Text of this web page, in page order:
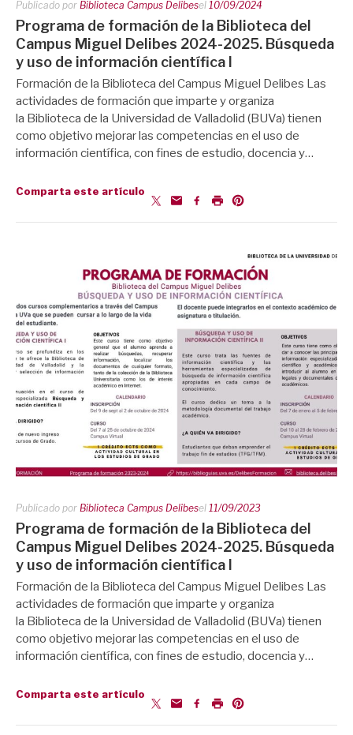
Publicado por Biblioteca Campus Delibesel 10/09/2024
Programa de formación de la Biblioteca del
Campus Miguel Delibes 2024-2025. Búsqueda
y uso de información científica I
Formación de la Biblioteca del Campus Miguel Delibes Las
actividades de formación que imparte y organiza
la Biblioteca de la Universidad de Valladolid (BUVa) tienen
como objetivo mejorar las competencias en el uso de
información científica, con fines de estudio, docencia y…
Comparta este artículo
Publicado por Biblioteca Campus Delibesel 11/09/2023
Programa de formación de la Biblioteca del
Campus Miguel Delibes 2024-2025. Búsqueda
y uso de información científica I
Formación de la Biblioteca del Campus Miguel Delibes Las
actividades de formación que imparte y organiza
la Biblioteca de la Universidad de Valladolid (BUVa) tienen
como objetivo mejorar las competencias en el uso de
información científica, con fines de estudio, docencia y…
Comparta este artículo